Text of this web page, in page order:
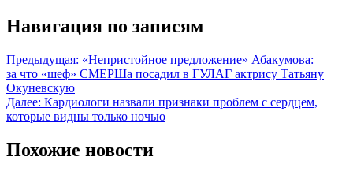
Навигация по записям
Предыдущая: «Непристойное предложение» Абакумова:
за что «шеф» СМЕРШа посадил в ГУЛАГ актрису Татьяну
Окуневскую
Далее: Кардиологи назвали признаки проблем с сердцем,
которые видны только ночью
Похожие новости